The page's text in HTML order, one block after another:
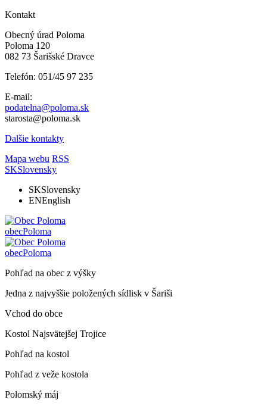
Kontakt
Obecný úrad Poloma
Poloma 120
082 73 Šarišské Dravce
Telefón: 051/45 97 235
E-mail:
podatelna@poloma.sk
starosta@poloma.sk
Dalšie kontakty
Mapa webu RSS
SKSlovensky
SKSlovensky
ENEnglish
obecPoloma
obecPoloma
Pohľad na obec z výšky
Jedna z najvyššie položených sídlisk v Šariši
Vchod do obce
Kostol Najsvätejšej Trojice
Pohľad na kostol
Pohľad z veže kostola
Polomský máj